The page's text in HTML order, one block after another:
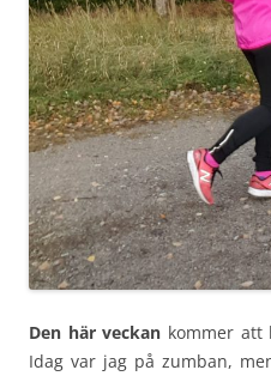
Den här veckan kommer att
Idag var jag på zumban,